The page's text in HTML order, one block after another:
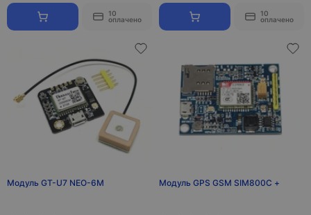
10
оплачено
10
оплачено
Модуль GT-U7 NEO-6M Модуль GPS GSM SIM800C +